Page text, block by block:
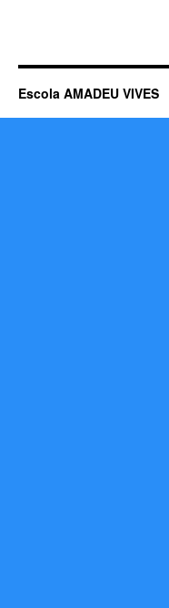
Escola AMADEU VIVES